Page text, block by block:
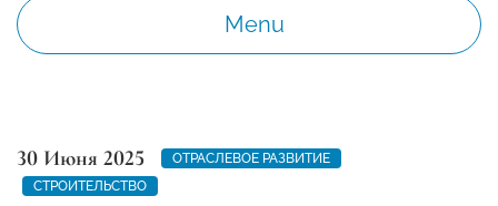
Menu
30 Июня 2025
ОТРАСЛЕВОЕ РАЗВИТИЕ
СТРОИТЕЛЬСТВО